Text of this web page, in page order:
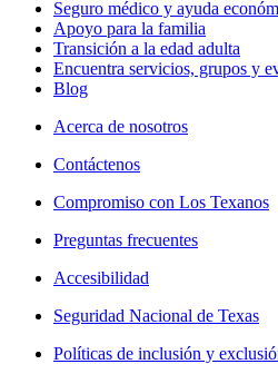
Seguro médico y ayuda
Apoyo para la familia
Transición a la edad adulta
Encuentra servicios, grupos y
Blog
Acerca de nosotros
Contáctenos
Compromiso con Los Texanos
Preguntas frecuentes
Accesibilidad
Seguridad Nacional de Texas
Políticas de inclusión y